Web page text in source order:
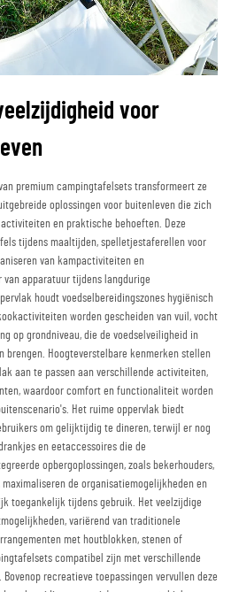
voor
premium campingtafelsets transformeert ze
oplossingen voor buitenleven die zich
en praktische behoeften. Deze
tijdens maaltijden, spelletjestaferellen voor
van kampactiviteiten en
apparatuur tijdens langdurige
houdt voedselbereidingszones hygiënisch
worden gescheiden van vuil, vocht
op grondniveau, die de voedselveiligheid in
brengen. Hoogteverstelbare kenmerken stellen
aan te passen aan verschillende activiteiten,
waardoor comfort en functionaliteit worden
Het ruime oppervlak biedt
om gelijktijdig te dineren, terwijl er nog
en eetaccessoires die de
opbergoplossingen, zoals bekerhouders,
de organisatiemogelijkheden en
toegankelijk tijdens gebruik. Het veelzijdige
variërend van traditionele
met houtblokken, stenen of
compatibel zijn met verschillende
recreatieve toepassingen vervullen deze